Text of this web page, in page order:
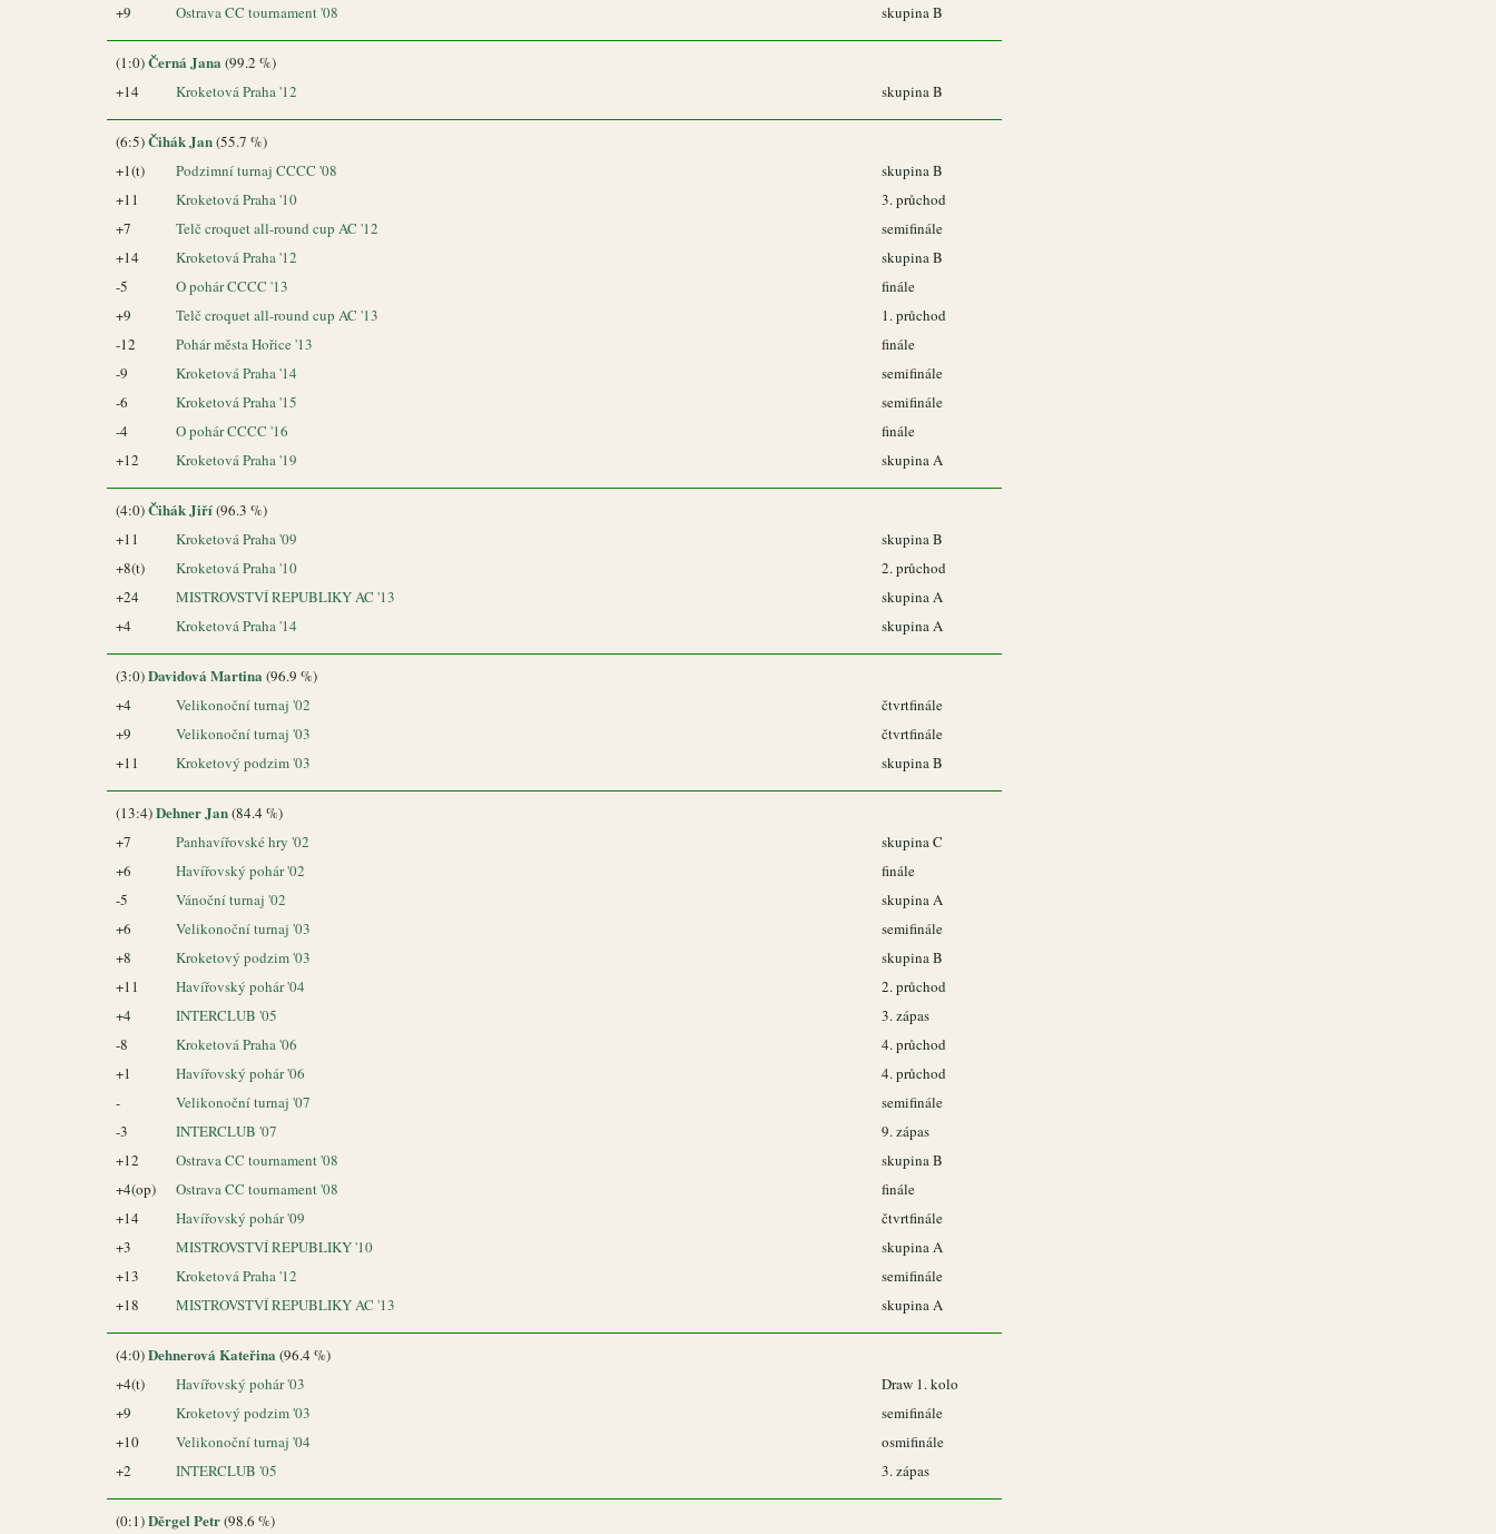
+9
Ostrava CC tournament '08 skupina B
(1:0)Černá Jana (99.2 %)
+14
Kroketová Praha '12 skupina B
(6:5)Čihák Jan(55.7 %)
+1(t)
Podzimní turnaj CCCC '08
skupina B
+11
Kroketová Praha '10
3. průchod
+7
Telč croquet all-round cup AC '12
semifinále
+14
Kroketová Praha '12
skupina B
-5
O pohár CCCC '13
finále
+9
Telč croquet all-round cup AC '13
1. průchod
-12
Pohár města Hořice '13
finále
-9
Kroketová Praha '14
semifinále
-6
Kroketová Praha '15
semifinále
-4
O pohár CCCC '16
finále
+12
Kroketová Praha '19 skupina A
(4:0)Čihák Jiří(96.3 %)
+11
Kroketová Praha '09
skupina B
+8(t)
Kroketová Praha '10
2. průchod
+24
MISTROVSTVÍ REPUBLIKY AC '13
skupina A
+4
Kroketová Praha '14 skupina A
(3:0)Davidová Martina (96.9 %)
+4
Velikonoční turnaj '02
čtvrtfinále
+9
Velikonoční turnaj '03
čtvrtfinále
+11
Kroketový podzim '03 skupina B
(13:4)Dehner Jan(84.4 %)
+7
Panhavířovské hry '02
skupina C
+6
Havířovský pohár '02
finále
-5
Vánoční turnaj '02
skupina A
+6
Velikonoční turnaj '03
semifinále
+8
Kroketový podzim '03
skupina B
+11
Havířovský pohár '04
2. průchod
+4
INTERCLUB '05
3. zápas
-8
Kroketová Praha '06
4. průchod
+1
Havířovský pohár '06
4. průchod
-
Velikonoční turnaj '07
semifinále
-3
INTERCLUB '07
9. zápas
+12
Ostrava CC tournament '08
skupina B
+4(op)
Ostrava CC tournament '08
finále
+14
Havířovský pohár '09
čtvrtfinále
+3
MISTROVSTVÍ REPUBLIKY '10
skupina A
+13
Kroketová Praha '12
semifinále
+18
MISTROVSTVÍ REPUBLIKY AC '13 skupina A
(4:0)Dehnerová Kateřina (96.4 %)
+4(t)
Havířovský pohár '03
Draw 1. kolo
+9
Kroketový podzim '03
semifinále
+10
Velikonoční turnaj '04
osmifinále
+2
INTERCLUB '05 3. zápas
(0:1)Děrgel Petr(98.6 %)